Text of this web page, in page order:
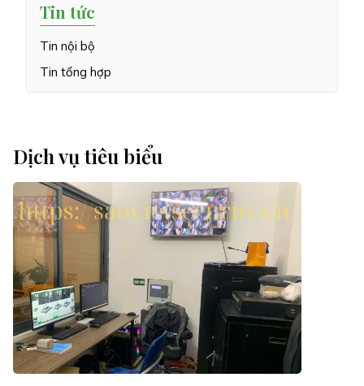
Tin tức
Tin nội bộ
Tin tổng hợp
Dịch vụ tiêu biểu